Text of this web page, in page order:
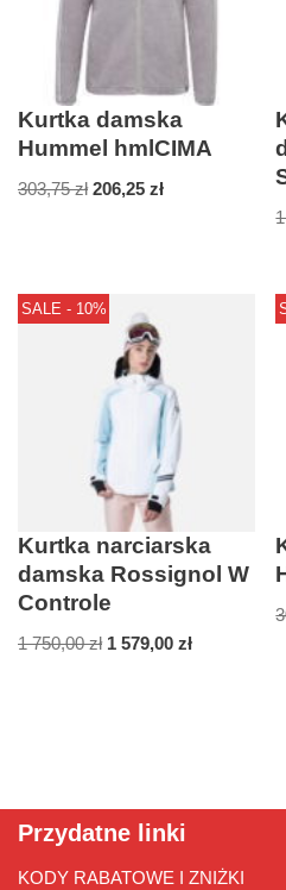
Kurtka damska
Hummel hmlCIMA
303,75zł 206,25 zł
SALE - 10%
Kurtka narciarska
damska Rossignol W
Controle
1 750,00zł 1 579,00 zł
Przydatne linki
KODY RABATOWE I ZNIŻKI